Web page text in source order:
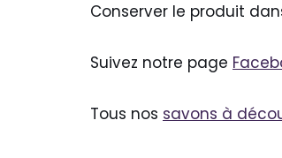
Conserver le produit
Suivez notre page
Tous nos savons à